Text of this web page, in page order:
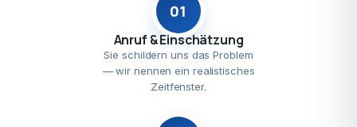
01
Anruf & Einschätzung
Sie schildern uns das Problem
— wir nennen ein realistisches
Zeitfenster.